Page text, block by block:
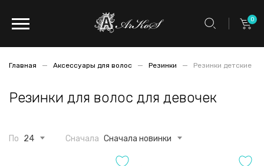
0
Главная Аксессуары для волос Резинки Резинки детские
Резинки для волос для девочек
По 24 Сначала Сначала новинки